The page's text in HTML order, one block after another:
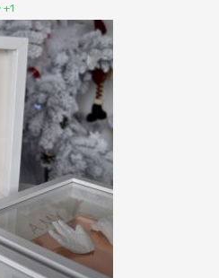
+1